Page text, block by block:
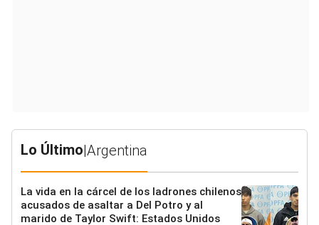
Lo Último|Argentina
La vida en la cárcel de los ladrones chilenos
acusados de asaltar a Del Potro y al
marido de Taylor Swift: Estados Unidos